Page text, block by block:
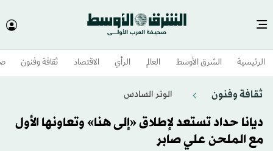
الرئيسية الشرق الأوسط​ العالم الرأي الاقتصاد ثقافة وفنون
ثقافة وفنون الوتر السادس
ديانا حداد تستعد لإطلاق «إلى هنا» وتعاونها الأول
مع الملحن علي صابر